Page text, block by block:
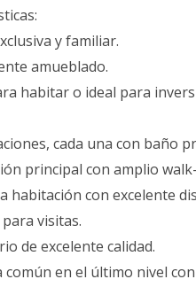
y familiar.
amueblado.
habitar o ideal para
cada una con baño
principal con amplio
habitación con excelente
visitas.
de excelente calidad.
común en el último nivel